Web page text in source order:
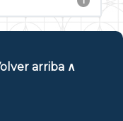
arriba ∧